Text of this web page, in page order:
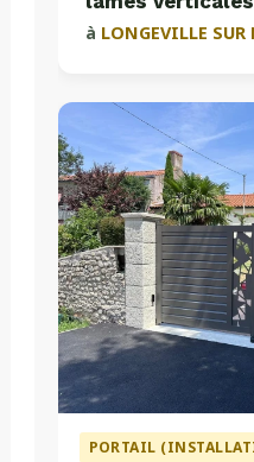
Aiphone
à LONGEVILLE SUR
PORTAIL